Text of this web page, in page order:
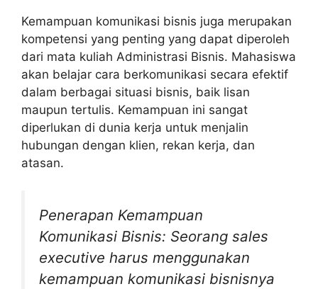
Kemampuan komunikasi bisnis juga merupakan
kompetensi yang penting yang dapat diperoleh
dari mata kuliah Administrasi Bisnis. Mahasiswa
akan belajar cara berkomunikasi secara efektif
dalam berbagai situasi bisnis, baik lisan
maupun tertulis. Kemampuan ini sangat
diperlukan di dunia kerja untuk menjalin
hubungan dengan klien, rekan kerja, dan
atasan.
Penerapan Kemampuan
Komunikasi Bisnis: Seorang sales
executive harus menggunakan
kemampuan komunikasi bisnisnya